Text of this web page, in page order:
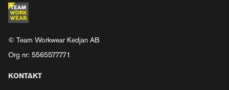
© Team Workwear Kedjan AB
Org nr: 5565577771
KONTAKT